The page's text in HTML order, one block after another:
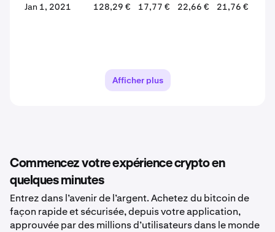
Jan 1, 2021 128,29 € 17,77 € 22,66 € 21,76 €
Afficher plus
Commencez votre expérience crypto en
quelques minutes
Entrez dans l’avenir de l’argent. Achetez du bitcoin de
façon rapide et sécurisée, depuis votre application,
approuvée par des millions d’utilisateurs dans le monde